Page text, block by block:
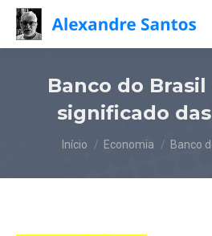
Banco do Brasil
significado
Você está aqui:
Início Economia Banco